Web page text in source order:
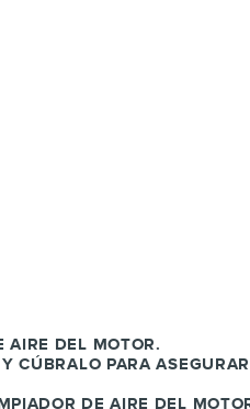
AIRE DEL MOTOR.
PARA
DE AIRE DEL